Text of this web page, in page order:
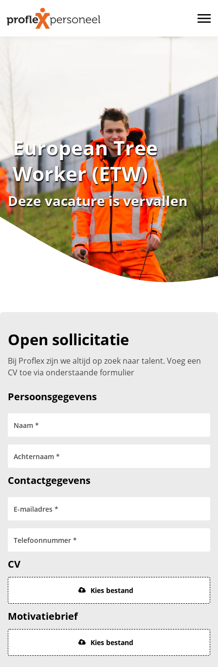
European Tree
Worker (ETW)
Deze vacature is vervallen
Open sollicitatie
Bij Proflex zijn we altijd op zoek naar talent. Voeg een
CV toe via onderstaande formulier
Persoonsgegevens
Contactgegevens
CV
Kies bestand
Motivatiebrief
Kies bestand